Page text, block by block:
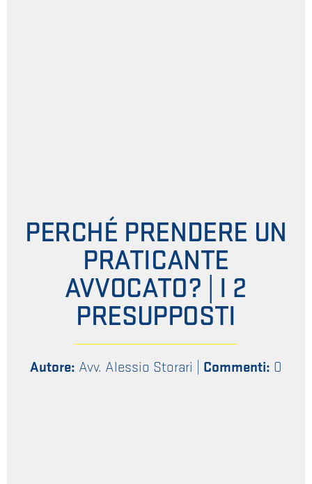
PERCHÉ PRENDERE UN
PRATICANTE
AVVOCATO? | I 2
PRESUPPOSTI
Autore: Avv. Alessio Storari Commenti: 0